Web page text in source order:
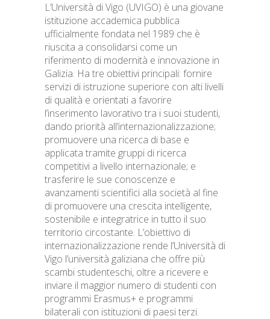
L’Università di Vigo (UVIGO) è una giovane
istituzione accademica pubblica
ufficialmente fondata nel 1989 che è
riuscita a consolidarsi come un
riferimento di modernità e innovazione in
Galizia. Ha tre obiettivi principali: fornire
servizi di istruzione superiore con alti livelli
di qualità e orientati a favorire
l’inserimento lavorativo tra i suoi studenti,
dando priorità all’internazionalizzazione;
promuovere una ricerca di base e
applicata tramite gruppi di ricerca
competitivi a livello internazionale; e
trasferire le sue conoscenze e
avanzamenti scientifici alla società al fine
di promuovere una crescita intelligente,
sostenibile e integratrice in tutto il suo
territorio circostante. L’obiettivo di
internazionalizzazione rende l’Università di
Vigo l’università galiziana che offre più
scambi studenteschi, oltre a ricevere e
inviare il maggior numero di studenti con
programmi Erasmus+ e programmi
bilaterali con istituzioni di paesi terzi.